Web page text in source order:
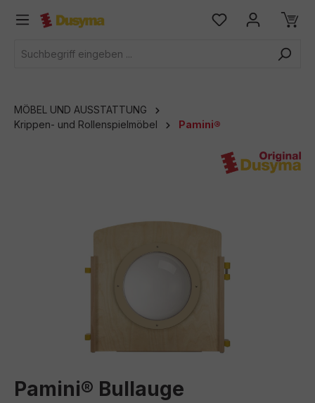
springen
MÖBEL UND AUSSTATTUNG
Krippen- und Rollenspielmöbel
Pamini®
Pamini® Bullauge